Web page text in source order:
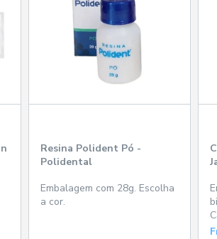
Resina Polident Pó -
Polidental
Embalagem com 28g. Escolha
a cor.